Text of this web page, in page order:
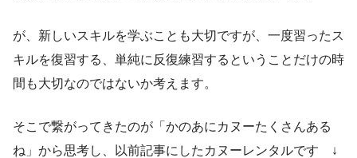
が、新しいスキルを学ぶことも大切ですが、一度習ったス
キルを復習する、単純に反復練習するということだけの時
間も大切なのではないか考えます。
そこで繋がってきたのが「かのあにカヌーたくさんある
ね」から思考し、以前記事にしたカヌーレンタルです ↓